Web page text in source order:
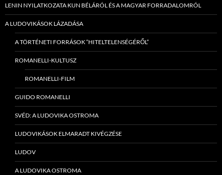
LENIN NYILATKOZATA KUN BÉLÁRÓL ÉS A MAGYAR FORRADALOMRÓL
A LUDOVIKÁSOK LÁZADÁSA
A TÖRTÉNETI FORRÁSOK “HITELTELENSÉGÉRŐL”
ROMANELLI-KULTUSZ
ROMANELLI-FILM
GUIDO ROMANELLI
SVÉD: A LUDOVIKA OSTROMA
LUDOVIKÁSOK ELMARADT KIVÉGZÉSE
LUDOV
A LUDOVIKA OSTROMA